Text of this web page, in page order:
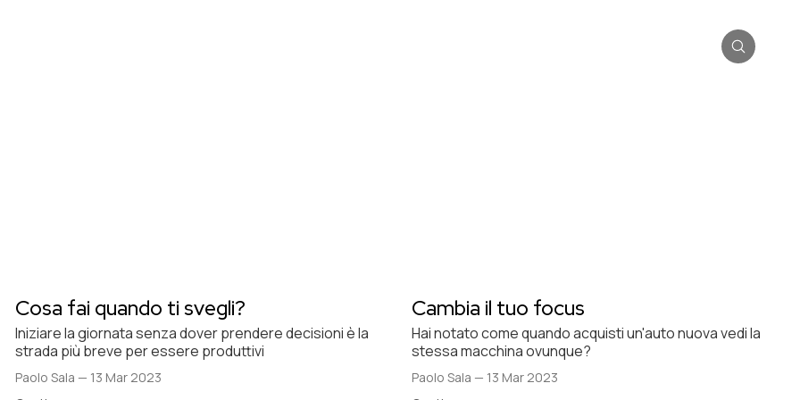
Cosa fai quando ti svegli?
Iniziare la giornata senza dover prendere decisioni è la
strada più breve per essere produttivi
Paolo Sala — 13 Mar 2023
Cambia il tuo focus
Hai notato come quando acquisti un'auto nuova vedi la
stessa macchina ovunque?
Paolo Sala — 13 Mar 2023